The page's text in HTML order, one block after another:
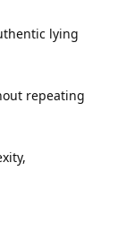
lying
repeating